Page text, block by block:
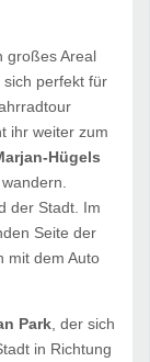
großes Areal
perfekt für
ihr weiter zum
Hügels
wandern.
der Stadt. Im
Seite der
mit dem Auto
Park, der sich
in Richtung